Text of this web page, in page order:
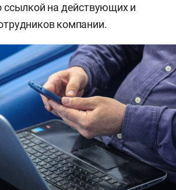
ссылкой на действующих и
компании.